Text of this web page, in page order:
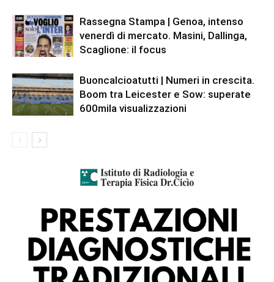
Rassegna Stampa | Genoa, intenso
venerdì di mercato. Masini, Dallinga,
Scaglione: il focus
Buoncalcioatutti | Numeri in crescita.
Boom tra Leicester e Sow: superate
600mila visualizzazioni